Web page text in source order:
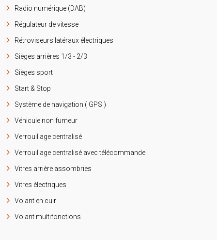
Radio numérique (DAB)
Régulateur de vitesse
Rétroviseurs latéraux électriques
Sièges arrières 1/3 - 2/3
Sièges sport
Start & Stop
Système de navigation ( GPS )
Véhicule non fumeur
Verrouillage centralisé
Verrouillage centralisé avec télécommande
Vitres arrière assombries
Vitres électriques
Volant en cuir
Volant multifonctions